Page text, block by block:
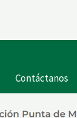
Contáctanos